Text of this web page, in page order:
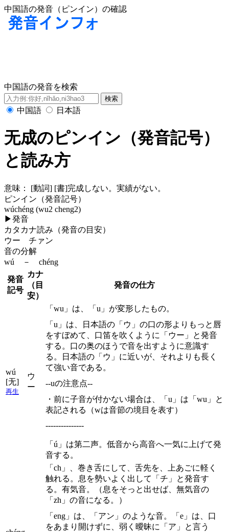
中国語の発音（ピンイン）の確認
中国語の発音を検索
中国語 日本語
无成のピンイン（発音記号）
と読み方
意味：
[動詞] [書]完成しない。実績がない。
ピンイン（発音記号）
wúchéng (wu2 cheng2)
▶発音
カタカナ読み（発音の目安）
ウー チァン
音の分解
wú － chéng
発音
記号
カナ
（目
安）
発音の仕方
wú
[无]
再生
ウ
ー
「wu」は、「u」が変形したもの。
「u」は、日本語の「ウ」の口の形よりもっと唇
をすぼめて、口笛を吹くように「ウー」と発音
する。口の奥のほうで音を出すように意識す
る。日本語の「ウ」に近いが、それよりも長く
て強い音である。
--uの注意点--
・前に子音が付かない場合は、「u」は「wu」と
表記される（wは音節の境目を表す）
---------------
「ú」は第二声。低音から高音へ一気に上げて発
音する。
「ch」、巻き舌にして、舌先を、上あごに軽く
触れる。息を勢いよく出して「チ」と発音す
る。有気音。（息をそっと出せば、無気音の
「zh」の音になる。）
「eng」は、「アン」のような音。「e」は、口
をあまり開けずに、弱く曖昧に「ア」と言う